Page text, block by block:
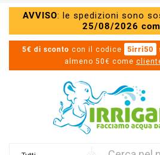
AVVISO: le spedizioni sono
25/08/2026
5€ di sconto con il codice 5irri50
almeno 50€ come